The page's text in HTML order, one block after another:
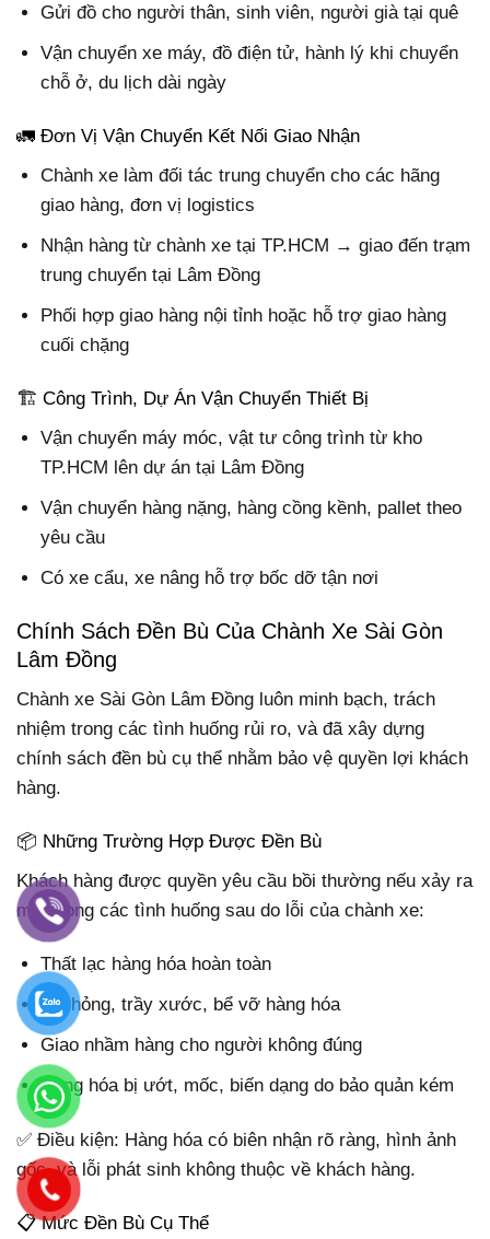
Gửi đồ cho người thân, sinh viên, người già tại quê
Vận chuyển xe máy, đồ điện tử, hành lý khi chuyển
chỗ ở, du lịch dài ngày
🚛 Đơn Vị Vận Chuyển Kết Nối Giao Nhận
Chành xe làm đối tác trung chuyển cho các hãng
giao hàng, đơn vị logistics
Nhận hàng từ chành xe tại TP.HCM → giao đến trạm
trung chuyển tại Lâm Đồng
Phối hợp giao hàng nội tỉnh hoặc hỗ trợ giao hàng
cuối chặng
🏗️ Công Trình, Dự Án Vận Chuyển Thiết Bị
Vận chuyển máy móc, vật tư công trình từ kho
TP.HCM lên dự án tại Lâm Đồng
Vận chuyển hàng nặng, hàng cồng kềnh, pallet theo
yêu cầu
Có xe cẩu, xe nâng hỗ trợ bốc dỡ tận nơi
Chính Sách Đền Bù Của Chành Xe Sài Gòn
Lâm Đồng
Chành xe Sài Gòn Lâm Đồng luôn minh bạch, trách
nhiệm trong các tình huống rủi ro, và đã xây dựng
chính sách đền bù cụ thể nhằm bảo vệ quyền lợi khách
hàng.
📦 Những Trường Hợp Được Đền Bù
Khách hàng được quyền yêu cầu bồi thường nếu xảy ra
một trong các tình huống sau do lỗi của chành xe:
Thất lạc hàng hóa hoàn toàn
Hư hỏng, trầy xước, bể vỡ hàng hóa
Giao nhầm hàng cho người không đúng
Hàng hóa bị ướt, mốc, biến dạng do bảo quản kém
✅ Điều kiện: Hàng hóa có biên nhận rõ ràng, hình ảnh
gốc, và lỗi phát sinh không thuộc về khách hàng.
📋 Mức Đền Bù Cụ Thể